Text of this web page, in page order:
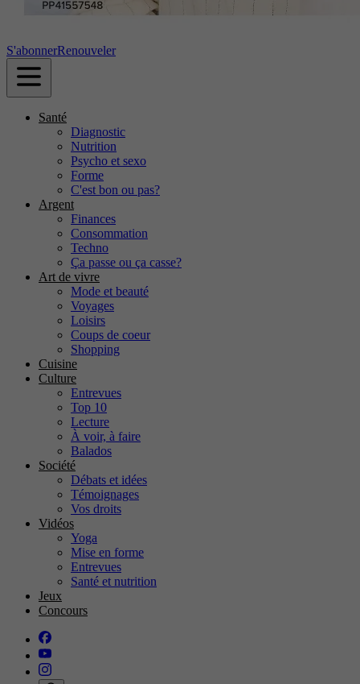
S'abonnerRenouveler
Santé
Diagnostic
Nutrition
Psycho et sexo
Forme
C'est bon ou pas?
Argent
Finances
Consommation
Techno
Ça passe ou ça casse?
Art de vivre
Mode et beauté
Voyages
Loisirs
Coups de coeur
Shopping
Cuisine
Culture
Entrevues
Top 10
Lecture
À voir, à faire
Balados
Société
Débats et idées
Témoignages
Vos droits
Vidéos
Yoga
Mise en forme
Entrevues
Santé et nutrition
Jeux
Concours